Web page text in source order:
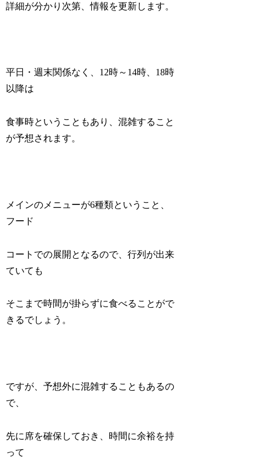
詳細が分かり次第、情報を更新します。
平日・週末関係なく、12時～14時、18時
以降は
食事時ということもあり、混雑すること
が予想されます。
メインのメニューが6種類ということ、
フード
コートでの展開となるので、行列が出来
ていても
そこまで時間が掛らずに食べることがで
きるでしょう。
ですが、予想外に混雑することもあるの
で、
先に席を確保しておき、時間に余裕を持
って